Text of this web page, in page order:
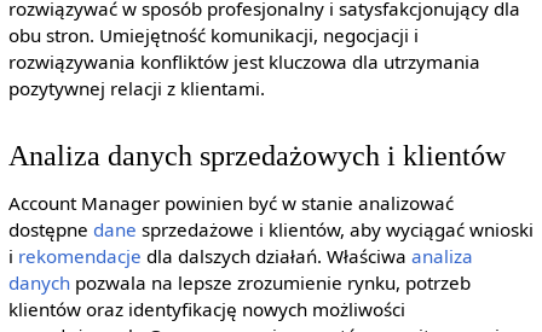
rozwiązywać w sposób profesjonalny i satysfakcjonujący dla
obu stron. Umiejętność komunikacji, negocjacji i
rozwiązywania konfliktów jest kluczowa dla utrzymania
pozytywnej relacji z klientami.
Analiza danych sprzedażowych i klientów
Account Manager powinien być w stanie analizować
dostępne dane sprzedażowe i klientów, aby wyciągać wnioski
i rekomendacje dla dalszych działań. Właściwa analiza
danychpozwala na lepsze zrozumienie rynku, potrzeb
klientów oraz identyfikację nowych możliwości